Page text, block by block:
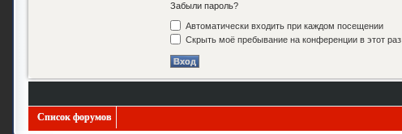
Забыли пароль?
Автоматически входить при каждом посещении
Скрыть моё пребывание на конференции в этот раз
Список форумов